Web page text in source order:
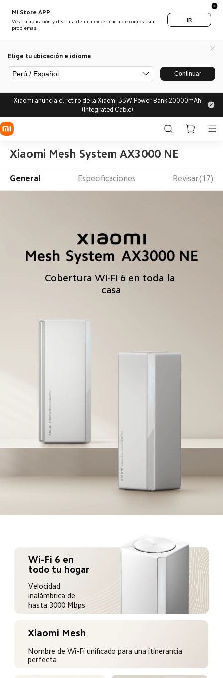
Mi Store APP
Ve a la aplicación y disfruta de una experiencia de compra sin
problemas.
IR
Elige tu ubicación e idioma
Perú / Español Continuar
Xiaomi anuncia el retiro de la Xiaomi 33W Power Bank 20000mAh
(Integrated Cable)
Xiaomi Mesh System AX3000 NE
General Especificaciones Revisar(17)
Cobertura Wi-Fi 6 en toda la
casa
Wi-Fi 6 en
todo tu hogar
Velocidad
inalámbrica de
hasta 3000 Mbps
Xiaomi Mesh
Nombre de Wi-Fi unificado para una itinerancia
perfecta